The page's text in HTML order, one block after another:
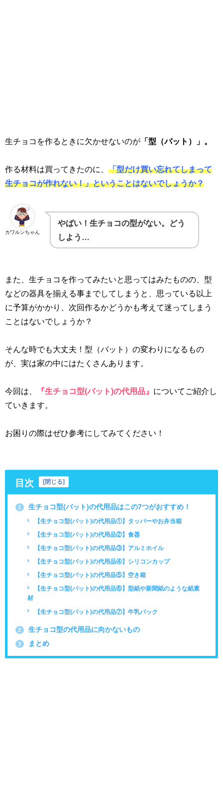
生チョコを作るときに欠かせないのが 「型（バット）」。
作る材料は買ってきたのに、 「型だけ買い忘れてしまって
生チョコが作れない！」ということはないでしょうか？
カワルンちゃん
やばい！生チョコの型がない。どう
しよう…
また、生チョコを作ってみたいと思ってはみたものの、型
などの器具を揃える事までしてしまうと、思っている以上
に予算がかかり、次回作るかどうかも考えて迷ってしまう
ことはないでしょうか？
そんな時でも大丈夫！型（バット）の変わりになるもの
が、実は家の中にはたくさんあります。
今回は、 『生チョコ型(バット)の代用品』 についてご紹介し
ていきます。
お困りの際はぜひ参考にしてみてください！
目次 閉じる
1 生チョコ型(バット)の代用品はこの7つがおすすめ！
【生チョコ型(バット)の代用品①】タッパーやお弁当箱
【生チョコ型(バット)の代用品②】食器
【生チョコ型(バット)の代用品③】アルミホイル
【生チョコ型(バット)の代用品④】シリコンカップ
【生チョコ型(バット)の代用品⑤】空き箱
【生チョコ型(バット)の代用品⑥】型紙や新聞紙のような紙素
材
【生チョコ型(バット)の代用品⑦】牛乳パック
2 生チョコ型の代用品に向かないもの
3 まとめ